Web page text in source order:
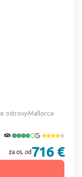
ostrovy Mallorca
za os. od 716 €